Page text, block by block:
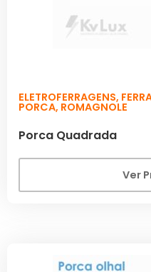
ELETROFERRAGENS,
PORCA, ROMAGNOLE
Porca Quadrada
Ver